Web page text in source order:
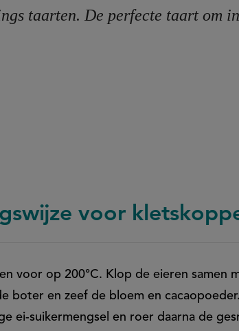
taarten. De perfecte taart om
voor
voor op 200°C. Klop de eieren samen
boter en zeef de bloem en
ei-suikermengsel en roer daarna de